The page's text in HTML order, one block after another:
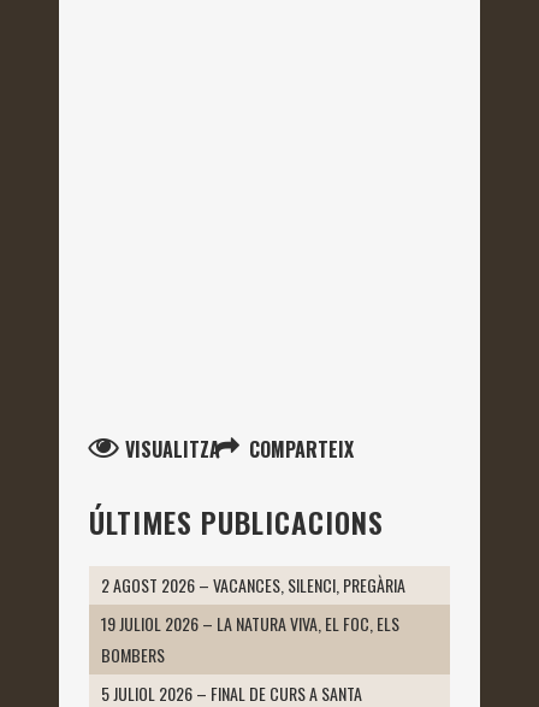
VISUALITZA COMPARTEIX
ÚLTIMES PUBLICACIONS
2 AGOST 2026 – VACANCES, SILENCI, PREGÀRIA
19 JULIOL 2026 – LA NATURA VIVA, EL FOC, ELS
BOMBERS
5 JULIOL 2026 – FINAL DE CURS A SANTA